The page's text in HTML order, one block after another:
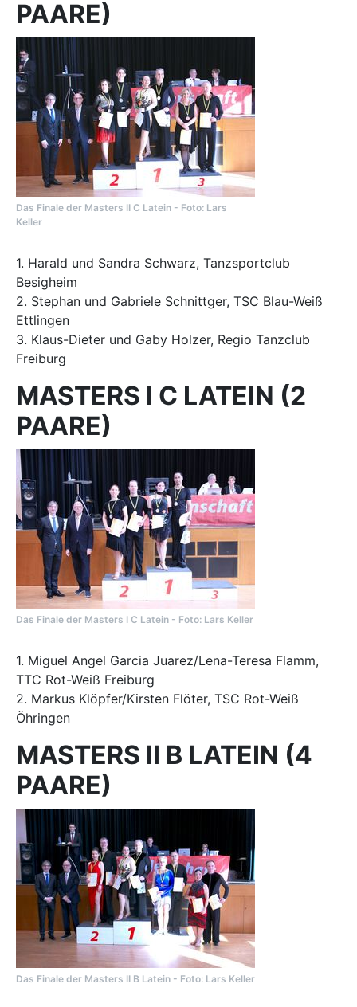
PAARE)
Das Finale der Masters II C Latein - Foto: Lars
Keller
1. Harald und Sandra Schwarz, Tanzsportclub
Besigheim
2. Stephan und Gabriele Schnittger, TSC Blau-Weiß
Ettlingen
3. Klaus-Dieter und Gaby Holzer, Regio Tanzclub
Freiburg
MASTERS I C LATEIN (2
PAARE)
Das Finale der Masters I C Latein - Foto: Lars Keller
1. Miguel Angel Garcia Juarez/Lena-Teresa Flamm,
TTC Rot-Weiß Freiburg
2. Markus Klöpfer/Kirsten Flöter, TSC Rot-Weiß
Öhringen
MASTERS II B LATEIN (4
PAARE)
Das Finale der Masters II B Latein - Foto: Lars Keller